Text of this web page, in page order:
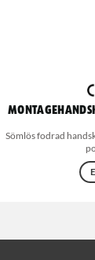
Sömlös fodrad